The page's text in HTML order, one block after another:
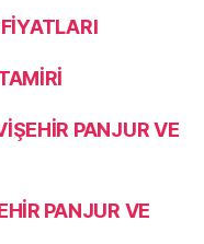
PANJUR VE
PANJUR VE